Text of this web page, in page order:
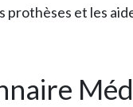
prothèses et les